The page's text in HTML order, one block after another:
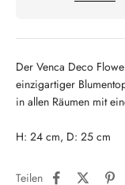
Der Venca Deco
einzigartiger
in allen Räumen mit
H: 24 cm, D: 25 cm
Teilen